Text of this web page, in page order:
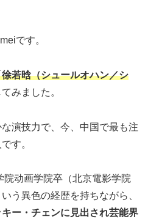
です。
徐若晗（シュールオハン／シ
みました。
演技力で、今、中国で最も注
す。
院动画学院卒（北京電影学院
う異色の経歴を持ちながら、
キー・チェンに見出され芸能界